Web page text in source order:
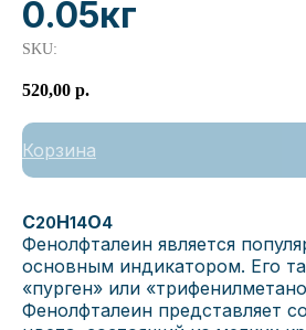
0.05кг
SKU:
520,00 р.
Корзина
C20H14O4
Фенолфталеин является
основным индикатором. Его
«пурген» или
Фенолфталеин представляет